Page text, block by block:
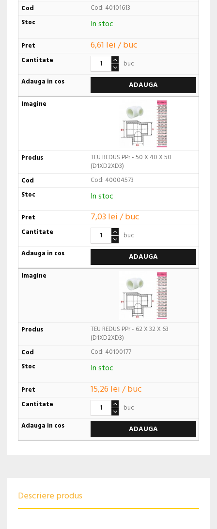
Cod: 40101613
In stoc
6,61 lei / buc
buc
ADAUGA
TEU REDUS PPr - 50 X 40 X 50
(D1XD2XD3)
Cod: 40004573
In stoc
7,03 lei / buc
buc
ADAUGA
TEU REDUS PPr - 62 X 32 X 63
(D1XD2XD3)
Cod: 40100177
In stoc
15,26 lei / buc
buc
ADAUGA
Descriere produs